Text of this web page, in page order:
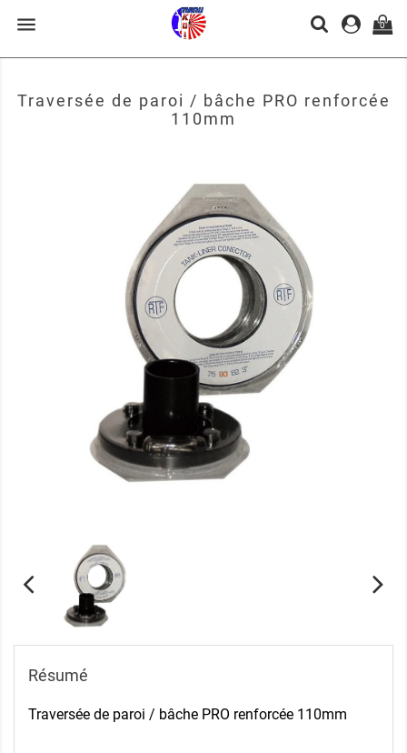
 0
Traversée de paroi / bâche PRO renforcée
110mm
Résumé
Traversée de paroi / bâche PRO renforcée 110mm